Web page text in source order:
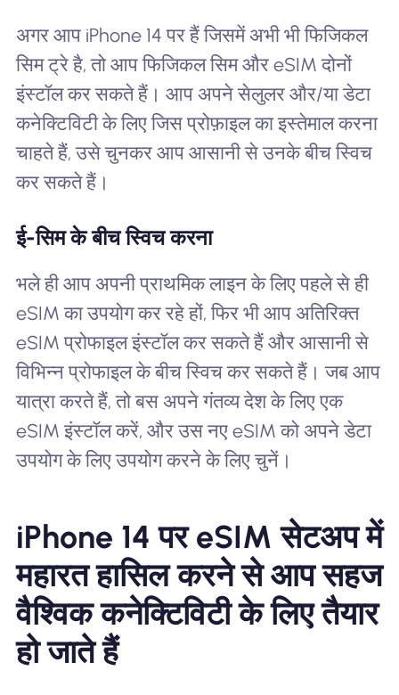
अगर आप iPhone 14 पर हैं जिसमें अभी भी फिजिकल
सिम ट्रे है, तो आप फिजिकल सिम और eSIM दोनों
इंस्टॉल कर सकते हैं। आप अपने सेलुलर और/या डेटा
कनेक्टिविटी के लिए जिस प्रोफ़ाइल का इस्तेमाल करना
चाहते हैं, उसे चुनकर आप आसानी से उनके बीच स्विच
कर सकते हैं।
ई-सिम के बीच स्विच करना
भले ही आप अपनी प्राथमिक लाइन के लिए पहले से ही
eSIM का उपयोग कर रहे हों, फिर भी आप अतिरिक्त
eSIM प्रोफाइल इंस्टॉल कर सकते हैं और आसानी से
विभिन्न प्रोफाइल के बीच स्विच कर सकते हैं। जब आप
यात्रा करते हैं, तो बस अपने गंतव्य देश के लिए एक
eSIM इंस्टॉल करें, और उस नए eSIM को अपने डेटा
उपयोग के लिए उपयोग करने के लिए चुनें।
iPhone 14 पर eSIM सेटअप में
महारत हासिल करने से आप सहज
वैश्विक कनेक्टिविटी के लिए तैयार
हो जाते हैं